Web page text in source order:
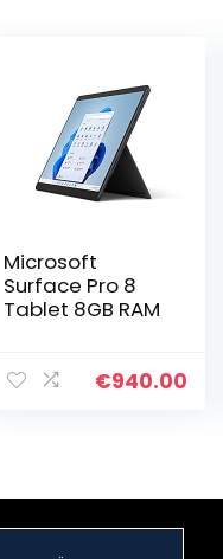
Microsoft
Surface Pro 8
Tablet 8GB RAM
€940.00